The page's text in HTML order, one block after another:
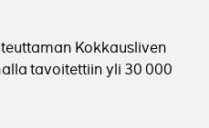
Kokkausliven
tavoitettiin yli 30 000